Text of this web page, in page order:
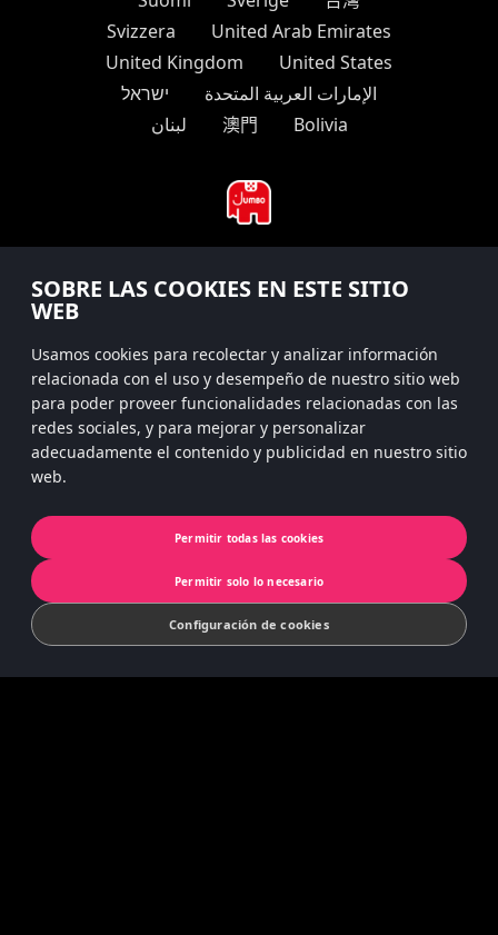
SOBRE LAS COOKIES EN ESTE SITIO
WEB
Usamos cookies para recolectar y analizar información
relacionada con el uso y desempeño de nuestro sitio web
para poder proveer funcionalidades relacionadas con las
redes sociales, y para mejorar y personalizar
adecuadamente el contenido y publicidad en nuestro sitio
web.
Permitir todas las cookies
Permitir solo lo necesario
Configuración de cookies
Svizzera
United Arab Emirates
United Kingdom
United States
ישראל
الإمارات العربية المتحدة
لبنان
澳門 Bolivia
#hitsterparty
Políticas de privacidad
concept by Slættaratindur AB & Friends